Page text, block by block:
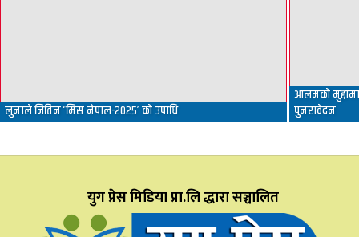
लुनाले जितिन ‘मिस नेपाल-२०२५’ को उपाधि
आलमको
पुनरावेदन
युग प्रेस मिडिया प्रा.लि द्धारा सञ्चालित